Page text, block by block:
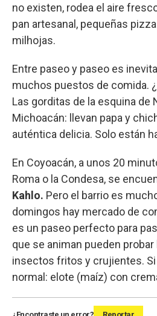
no existen, rodea el aire
pan artesanal, pequeñas
milhojas.
Entre paseo y paseo es
muchos puestos de comida.
Las gorditas de la esquina de
Michoacán: llevan papa y
auténtica delicia. Solo están
En Coyoacán, a unos 20
Roma o la Condesa, se
Kahlo. Pero el barrio es
domingos hay mercado de
es un paseo perfecto para
que se animan pueden probar
insectos fritos y crujientes.
normal: elote (maíz) con